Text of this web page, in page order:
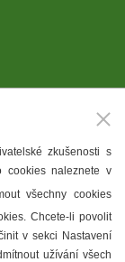
zkušenosti s
cookies naleznete v
všechny cookies
Chcete-li povolit
v sekci Nastavení
užívání všech